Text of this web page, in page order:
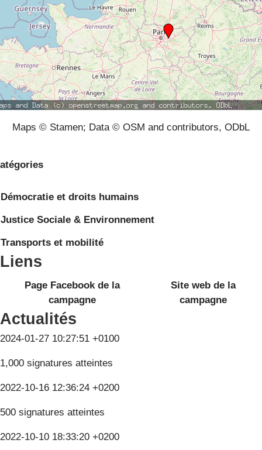
Maps © Stamen; Data © OSM and contributors, ODbL
Démocratie et droits humains
Justice Sociale & Environnement
Transports et mobilité
Liens
Page Facebook de la
campagne
Site web de la
campagne
Actualités
2024-01-27 10:27:51 +0100
1,000 signatures atteintes
2022-10-16 12:36:24 +0200
500 signatures atteintes
2022-10-10 18:33:20 +0200